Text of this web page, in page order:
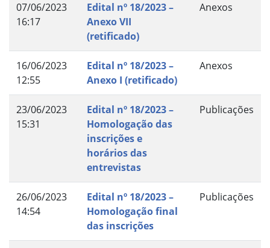
07/06/2023
16:17
Edital nº 18/2023 –
Anexo VII
(retificado)
Anexos
16/06/2023
12:55
Edital nº 18/2023 –
Anexo I (retificado)
Anexos
23/06/2023
15:31
Edital nº 18/2023 –
Homologação das
inscrições e
horários das
entrevistas
Publicações
26/06/2023
14:54
Edital nº 18/2023 –
Homologação final
das inscrições
Publicações